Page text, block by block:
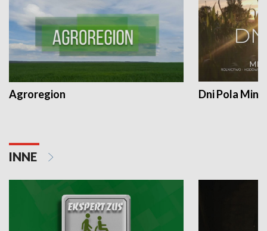
Agroregion Dni Pola
INNE